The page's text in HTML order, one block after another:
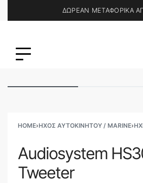
ΔΩΡΕΑΝ ΜΕΤΑΦΟΡΙΚΑ
HOME›ΗΧΟΣ ΑΥΤΟΚΙΝΗΤΟΥ / MARINE›
Audiosystem
Tweeter